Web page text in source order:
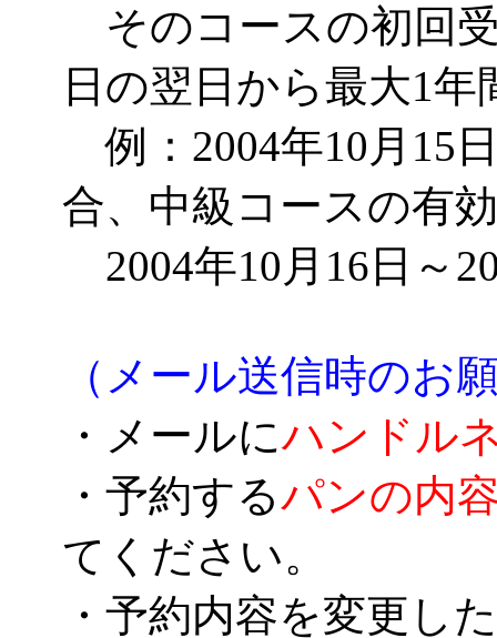
そのコースの初回
日の翌日から最大1
例：2004年10月15
合、中級コースの有
2004年10月16日～
（メール送信時のお
・メールにハンドル
・予約するパンの内
てください。
・予約内容を変更し